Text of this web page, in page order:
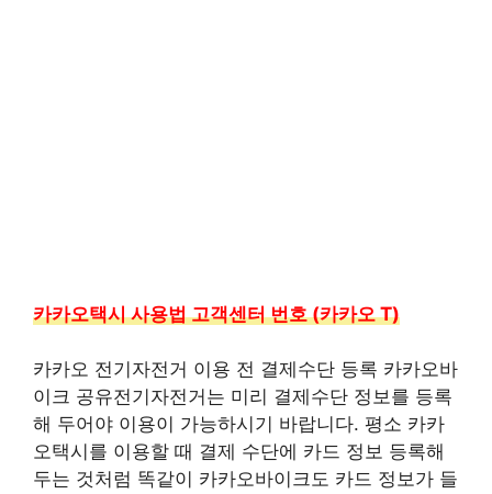
카카오택시 사용법 고객센터 번호 (카카오 T)
카카오 전기자전거 이용 전 결제수단 등록 카카오바
이크 공유전기자전거는 미리 결제수단 정보를 등록
해 두어야 이용이 가능하시기 바랍니다. 평소 카카
오택시를 이용할 때 결제 수단에 카드 정보 등록해
두는 것처럼 똑같이 카카오바이크도 카드 정보가 들